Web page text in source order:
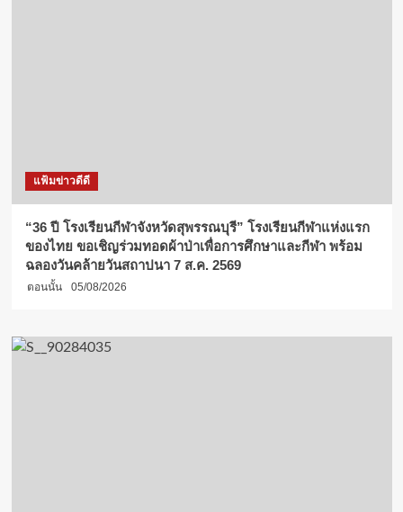
แฟ้มข่าวดีดี
“36 ปี โรงเรียนกีฬาจังหวัดสุพรรณบุรี” โรงเรียนกีฬาแห่งแรก
ของไทย ขอเชิญร่วมทอดผ้าป่าเพื่อการศึกษาและกีฬา พร้อม
ฉลองวันคล้ายวันสถาปนา 7 ส.ค. 2569
ตอนนั้น 05/08/2026